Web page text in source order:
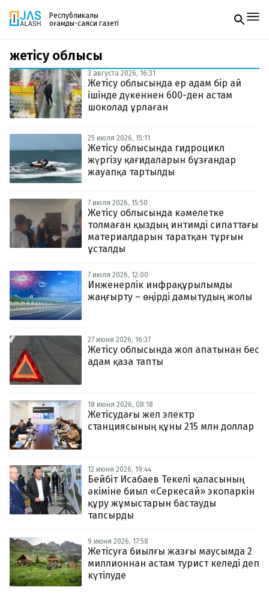
Республикалық
қоғамдық-саяси газеті
Жаңалықтар
Спорт
Live
Руханият
Аймақ
Архив
Заң және тәртіп
Редакциямен байланыс
+7 708 604 51 06
Жарнама бөлімі
Пошта
zhasalash100@gmail.com
Газетке жазылу
PDF форматтағы газетті ай сайын электронды
поштаңызға алып отырыңыз. Жаңа нөмір
шыққан сәтте сізге бірден жіберіледі. Тек email
жетісу облысы
3 августа 2026, 16:31
Жетісу облысында ер адам бір ай
ішінде дүкеннен 600-ден астам
шоколад ұрлаған
25 июля 2026, 15:11
Жетісу облысында гидроцикл
жүргізу қағидаларын бұзғандар
жауапқа тартылды
7 июля 2026, 15:50
Жетісу облысында кәмелетке
толмаған қыздың интимді сипаттағы
материалдарын таратқан тұрғын
ұсталды
7 июля 2026, 12:00
Инженерлік инфрақұрылымды
жаңғырту – өңірді дамытудың жолы
27 июня 2026, 16:37
Жетісу облысында жол апатынан бес
адам қаза тапты
18 июня 2026, 08:18
Жетісудағы жел электр
станциясының құны 215 млн доллар
12 июня 2026, 19:44
Бейбіт Исабаев Текелі қаласының
әкіміне биыл «Серкесай» экопаркін
құру жұмыстарын бастауды
тапсырды
9 июня 2026, 17:58
Жетісуға биылғы жазғы маусымда 2
миллионнан астам турист келеді деп
күтілуде